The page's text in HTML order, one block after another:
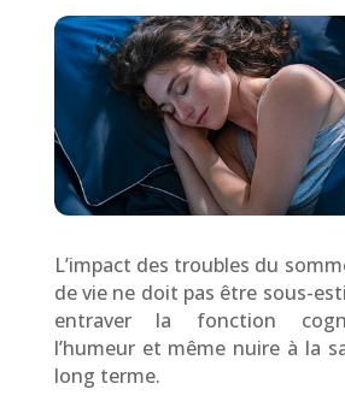
L’impact des troubles du
de vie ne doit pas être sous-
entraver la fonction
l’humeur et même nuire à la
long terme.